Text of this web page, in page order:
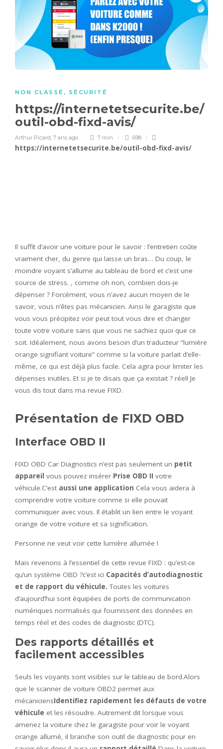
NON CLASSÉ , SÉCURITÉ
https://internetetsecurite.be/
outil-obd-fixd-avis/
Arthur Picard, 7 ans ago 7 min 698
https://internetetsecurite.be/outil-obd-fixd-avis/
Il suffit d’avoir une voiture pour le savoir : l’entretien coûte
vraiment cher, du genre qui laisse un bras… Du coup, le
moindre voyant s’allume au tableau de bord et c’est une
source de stress. , comme oh non, combien dois-je
dépenser ? Forcément, vous n’avez aucun moyen de le
savoir, vous n’êtes pas mécanicien. Ainsi le garagiste que
vous vous précipitez voir peut tout vous dire et changer
toute votre voiture sans que vous ne sachiez quoi que ce
soit. Idéalement, nous avons besoin d’un traducteur “lumière
orange signifiant voiture” comme si la voiture parlait d’elle-
même, ce qui est déjà plus facile. Cela agira pour limiter les
dépenses inutiles. Et si je te disais que ça existait ? réel! Je
vous dis tout dans ma revue FIXD.
Présentation de FIXD OBD
Interface OBD II
FIXD OBD Car Diagnostics n’est pas seulement un petit
appareil vous pouvez insérer Prise OBD II votre
véhicule.C’est aussi une application Cela vous aidera à
comprendre votre voiture comme si elle pouvait
communiquer avec vous. Il établit un lien entre le voyant
orange de votre voiture et sa signification.
Personne ne veut voir cette lumière allumée !
Mais revenons à l’essentiel de cette revue FIXD : qu’est-ce
qu’un système OBD ?c’est ici Capacités d’autodiagnostic
et de rapport du véhicule. Toutes les voitures
d’aujourd’hui sont équipées de ports de communication
numériques normalisés qui fournissent des données en
temps réel et des codes de diagnostic (DTC).
Des rapports détaillés et
facilement accessibles
Seuls les voyants sont visibles sur le tableau de bord.Alors
que le scanner de voiture OBD2 permet aux
mécaniciensIdentifiez rapidement les défauts de votre
véhicule et les résoudre. Autrement dit lorsque vous
amenez la voiture chez le garagiste pour voir le voyant
orange allumé, il branche son outil de diagnostic pour en